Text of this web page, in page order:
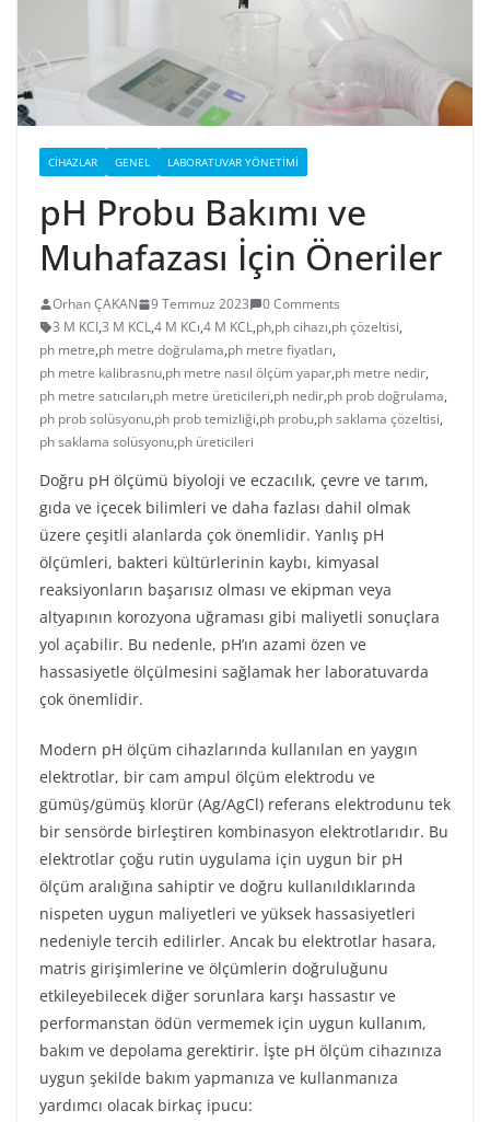
CIHAZLAR GENEL LABORATUVAR YÖNETIMI
pH Probu Bakımı ve
Muhafazası İçin Öneriler
Orhan ÇAKAN 9 Temmuz 2023
0 Comments
3 M KCI,3 M KCL,4 M KCı,4 M KCL,ph,ph cihazı,ph çözeltisi,
ph metre,ph metre doğrulama,ph metre fiyatları,
ph metre kalibrasnu,ph metre nasıl ölçüm yapar,ph metre nedir,
ph metre satıcıları,ph metre üreticileri,ph nedir,ph prob doğrulama,
ph prob solüsyonu,ph prob temizliği,ph probu,ph saklama çözeltisi,
ph saklama solüsyonu,ph üreticileri
Doğru pH ölçümü biyoloji ve eczacılık, çevre ve tarım,
gıda ve içecek bilimleri ve daha fazlası dahil olmak
üzere çeşitli alanlarda çok önemlidir. Yanlış pH
ölçümleri, bakteri kültürlerinin kaybı, kimyasal
reaksiyonların başarısız olması ve ekipman veya
altyapının korozyona uğraması gibi maliyetli sonuçlara
yol açabilir. Bu nedenle, pH’ın azami özen ve
hassasiyetle ölçülmesini sağlamak her laboratuvarda
çok önemlidir.
Modern pH ölçüm cihazlarında kullanılan en yaygın
elektrotlar, bir cam ampul ölçüm elektrodu ve
gümüş/gümüş klorür (Ag/AgCl) referans elektrodunu tek
bir sensörde birleştiren kombinasyon elektrotlarıdır. Bu
elektrotlar çoğu rutin uygulama için uygun bir pH
ölçüm aralığına sahiptir ve doğru kullanıldıklarında
nispeten uygun maliyetleri ve yüksek hassasiyetleri
nedeniyle tercih edilirler. Ancak bu elektrotlar hasara,
matris girişimlerine ve ölçümlerin doğruluğunu
etkileyebilecek diğer sorunlara karşı hassastır ve
performanstan ödün vermemek için uygun kullanım,
bakım ve depolama gerektirir. İşte pH ölçüm cihazınıza
uygun şekilde bakım yapmanıza ve kullanmanıza
yardımcı olacak birkaç ipucu: